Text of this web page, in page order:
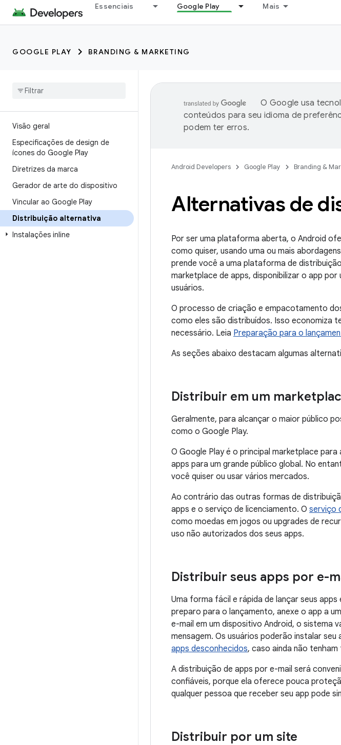
Essenciais Google Play Mais
GOOGLE PLAY BRANDING & MARKETING
Visão geral
Especificações de design de
ícones do Google Play
Diretrizes da marca
Gerador de arte do dispositivo
Vincular ao Google Play
Distribuição alternativa
Instalações inline
O Google usa
conteúdos para seu idioma de
podem ter erros.
Android Developers Google Play Branding &
Alternativas de
Por ser uma plataforma aberta, o Android
como quiser, usando uma ou mais
prende você a uma plataforma de
marketplace de apps, disponibilizar o app
usuários.
O processo de criação e empacotamento
como eles são distribuídos. Isso economiza
necessário. Leia Preparação para o
As seções abaixo destacam algumas
Distribuir em um
Geralmente, para alcançar o maior público
como o Google Play.
O Google Play é o principal marketplace
apps para um grande público global. No
você quiser ou usar vários mercados.
Ao contrário das outras formas de
apps e o serviço de licenciamento. O serviço
como moedas em jogos ou upgrades de
uso não autorizados dos seus apps.
Distribuir seus apps por e-
Uma forma fácil e rápida de lançar seus
preparo para o lançamento, anexe o app a
e-mail em um dispositivo Android, o sistema
mensagem. Os usuários poderão instalar
apps desconhecidos, caso ainda não
A distribuição de apps por e-mail será
confiáveis, porque ela oferece pouca
qualquer pessoa que receber seu app pode
Distribuir por um site